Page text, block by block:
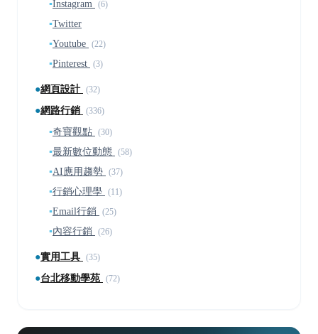
▪Instagram (6)
▪Twitter
▪Youtube (22)
▪Pinterest (3)
●網頁設計 (32)
●網路行銷 (336)
▪奇寶觀點 (30)
▪最新數位動態 (58)
▪AI應用趨勢 (37)
▪行銷心理學 (11)
▪Email行銷 (25)
▪內容行銷 (26)
●實用工具 (35)
●台北移動學苑 (72)